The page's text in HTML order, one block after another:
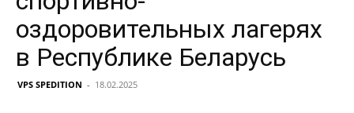
оздоровительных лагерях
в Республике Беларусь
VPS SPEDITION - 18.02.2025